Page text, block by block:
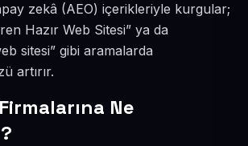
zekâ (AEO) içerikleriyle kurgular;
Hazır Web Sitesi” ya da
sitesi” gibi aramalarda
artırır.
Ne